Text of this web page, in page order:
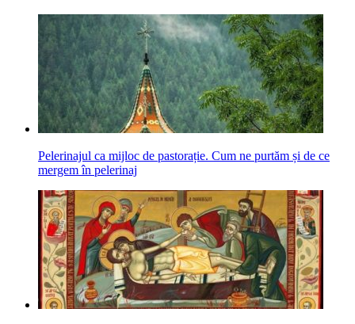
Pelerinajul ca mijloc de pastorație. Cum ne purtăm și de ce
mergem în pelerinaj